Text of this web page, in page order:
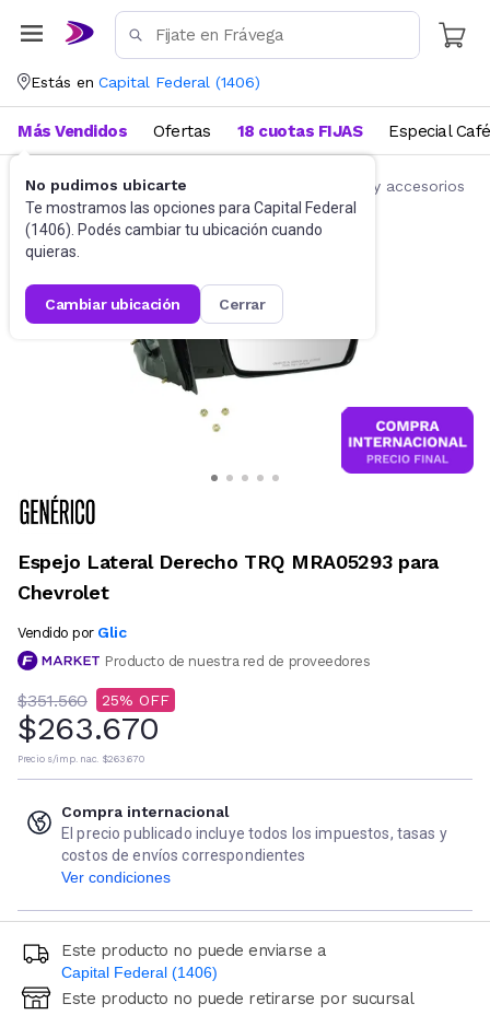
Estás en Capital Federal (1406)
No pudimos ubicarte
Te mostramos las opciones para Capital Federal
(1406). Podés cambiar tu ubicación cuando
quieras.
cambiar ubicación cerrar
Más Vendidos Ofertas 18 cuotas FIJAS Especial Café
Accesorios para autos y motos Repuestos y accesorios
Espejo Lateral Derecho TRQ MRA05293 para
Chevrolet
Vendido por Glic
Producto de nuestra red de proveedores
$351.560 25
$263.670
Precio s/imp. nac. $263.670
Compra internacional
El precio publicado incluye todos los impuestos, tasas y
costos de envíos correspondientes
Ver condiciones
Este producto no puede enviarse a
Capital Federal (1406)
Ingresá código postal (sólo números)
Este producto no puede retirarse por sucursal